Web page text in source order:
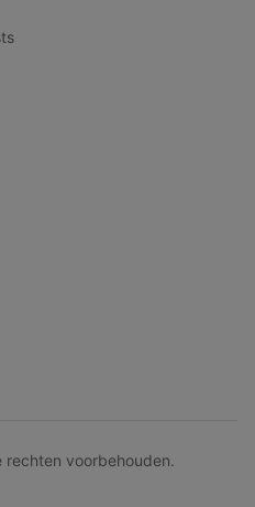
voorbehouden.